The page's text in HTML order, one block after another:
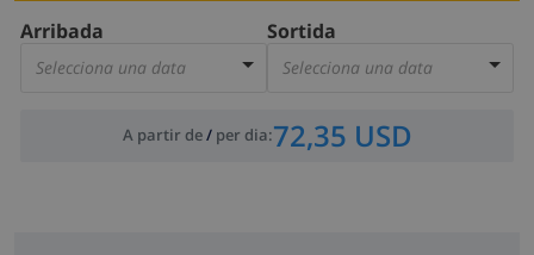
Arribada
Selecciona una data
Sortida
Selecciona una data
A partir de/ per dia:72,35 USD